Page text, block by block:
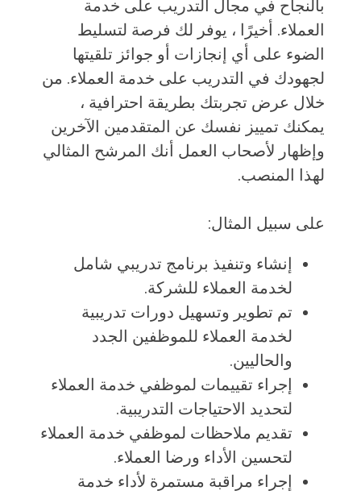
بالنجاح في مجال التدريب على خدمة
العملاء. أخيرًا ، يوفر لك فرصة لتسليط
الضوء على أي إنجازات أو جوائز تلقيتها
لجهودك في التدريب على خدمة العملاء. من
خلال عرض تجربتك بطريقة احترافية ،
يمكنك تمييز نفسك عن المتقدمين الآخرين
وإظهار لأصحاب العمل أنك المرشح المثالي
لهذا المنصب.
على سبيل المثال:
إنشاء وتنفيذ برنامج تدريبي شامل
لخدمة العملاء للشركة.
تم تطوير وتسهيل دورات تدريبية
لخدمة العملاء للموظفين الجدد
والحاليين.
إجراء تقييمات لموظفي خدمة العملاء
لتحديد الاحتياجات التدريبية.
تقديم ملاحظات لموظفي خدمة العملاء
لتحسين الأداء ورضا العملاء.
إجراء مراقبة مستمرة لأداء خدمة